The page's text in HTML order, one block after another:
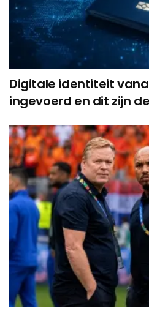
Digitale identiteit
ingevoerd en dit zijn